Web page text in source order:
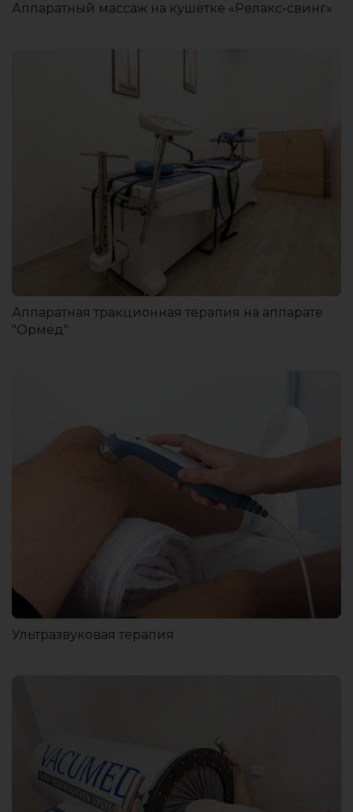
Аппаратный массаж на кушетке «Релакс-свинг»
Аппаратная тракционная терапия на аппарате
"Ормед"
Ультразвуковая терапия